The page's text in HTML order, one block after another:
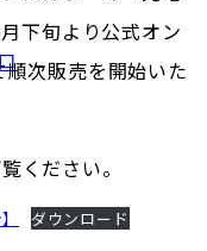
下旬より公式オン
次販売を開始いた
ください。
ダウンロード